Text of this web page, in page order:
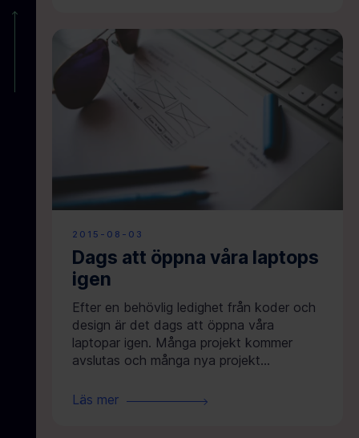
2015-08-03
Dags att öppna våra laptops
igen
Efter en behövlig ledighet från koder och
design är det dags att öppna våra
laptopar igen. Många projekt kommer
avslutas och många nya projekt...
Läs mer